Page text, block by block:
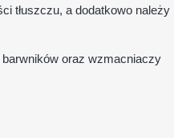
tłuszczu, a dodatkowo należy
oraz wzmacniaczy